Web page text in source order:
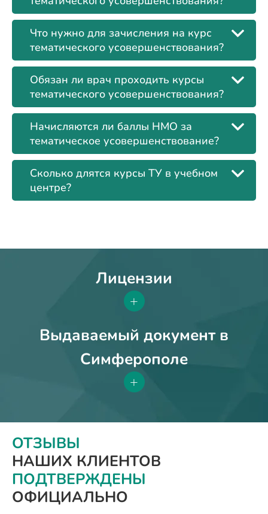
Что нужно для зачисления на курс
тематического усовершенствования?
Обязан ли врач проходить курсы
тематического усовершенствования?
Начисляются ли баллы НМО за
тематическое усовершенствование?
Сколько длятся курсы ТУ в учебном
центре?
Лицензии
+
Выдаваемый документ в
Симферополе
+
ОТЗЫВЫ
НАШИХ КЛИЕНТОВ
ПОДТВЕРЖДЕНЫ
ОФИЦИАЛЬНО